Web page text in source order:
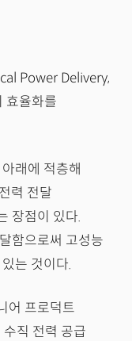
Power Delivery,
효율화를
래에 적층해
력 전달
장점이 있다.
함으로써 고성능
는 것이다.
어 프로덕트
직 전력 공급